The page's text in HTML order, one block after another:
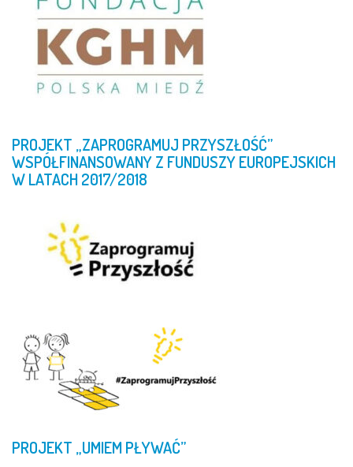
PROJEKT „ZAPROGRAMUJ PRZYSZŁOŚĆ”
WSPÓŁFINANSOWANYZ FUNDUSZYEUROPEJSKICH
WLATACH2017/2018
PROJEKT „UMIEMPŁYWAĆ”